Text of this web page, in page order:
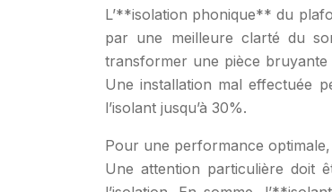
L’**isolation phonique** du
par une meilleure clarté du
transformer une pièce bruyante
Une installation mal effectuée
l’isolant jusqu’à 30%.
Pour une performance
Une attention particulière doit